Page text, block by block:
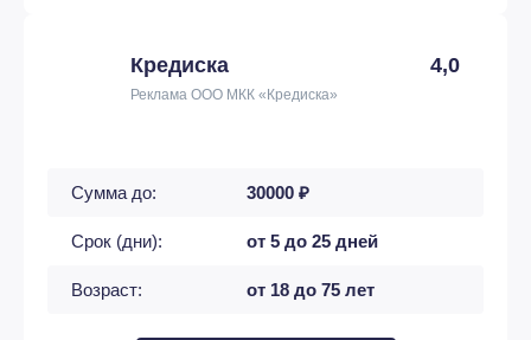
Кредиска 4,0
Реклама ООО МКК «Кредиска»
Сумма до: 30000 ₽
Срок (дни): от 5 до 25 дней
Возраст: от 18 до 75 лет